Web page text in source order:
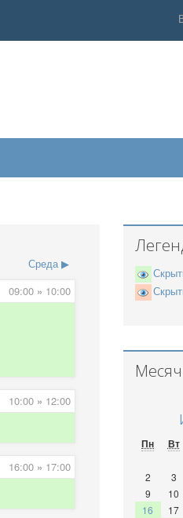
Среда ▶
09:00 » 10:00
10:00 » 12:00
16:00 » 17:00
Пн Вт
2
3
9
10
16
17